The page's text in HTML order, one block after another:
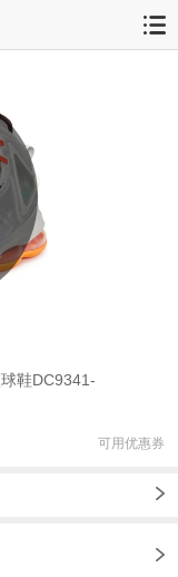
鞋DC9341-
可用优惠券